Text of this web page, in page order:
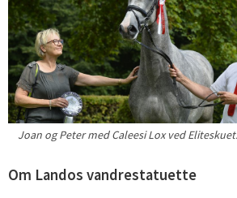
Joan og Peter med Caleesi Lox ved
Om Landos vandrestatuette